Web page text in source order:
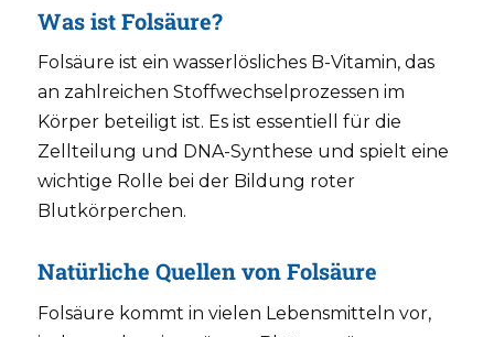
Was ist Folsäure?
Folsäure ist ein wasserlösliches B-Vitamin, das
an zahlreichen Stoffwechselprozessen im
Körper beteiligt ist. Es ist essentiell für die
Zellteilung und DNA-Synthese und spielt eine
wichtige Rolle bei der Bildung roter
Blutkörperchen.
Natürliche Quellen von Folsäure
Folsäure kommt in vielen Lebensmitteln vor,